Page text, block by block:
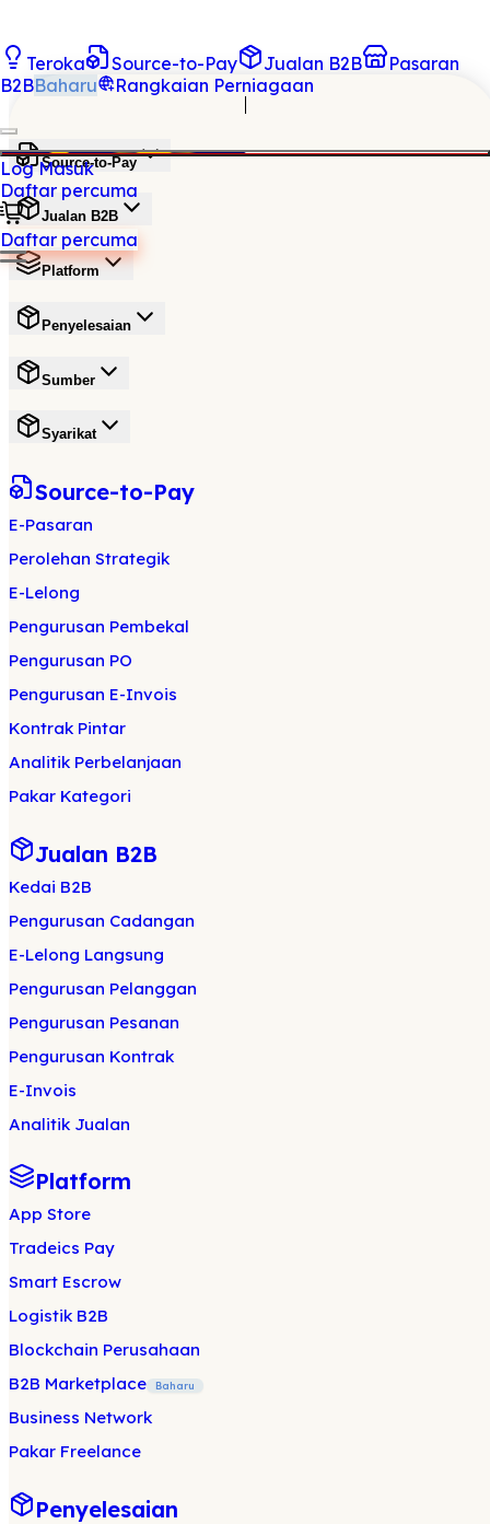
Teroka Source-to-Pay Jualan B2B
Pasaran
B2BBaharu Rangkaian Perniagaan
Log Masuk
Daftar percuma
Daftar percuma
Source-to-Pay
Jualan B2B
Platform
Penyelesaian
Sumber
Syarikat
Source-to-Pay
E-Pasaran
Perolehan Strategik
E-Lelong
Pengurusan Pembekal
Pengurusan PO
Pengurusan E-Invois
Kontrak Pintar
Analitik Perbelanjaan
Pakar Kategori
Jualan B2B
Kedai B2B
Pengurusan Cadangan
E-Lelong Langsung
Pengurusan Pelanggan
Pengurusan Pesanan
Pengurusan Kontrak
E-Invois
Analitik Jualan
Platform
App Store
Tradeics Pay
Smart Escrow
Logistik B2B
Blockchain Perusahaan
B2B Marketplace
Baharu
Business Network
Pakar Freelance
Penyelesaian